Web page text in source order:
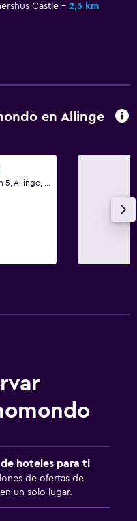
Castle
2,3 km
en Allinge
hoteles para ti
de ofertas de
un solo lugar.